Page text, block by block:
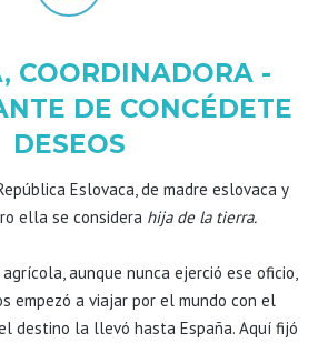
COORDINADORA -
DE CONCÉDETE
DESEOS
Eslovaca, de madre eslovaca y
ella se considera hija de la tierra.
aunque nunca ejerció ese oficio,
empezó a viajar por el mundo con el
destino la llevó hasta España. Aquí fijó